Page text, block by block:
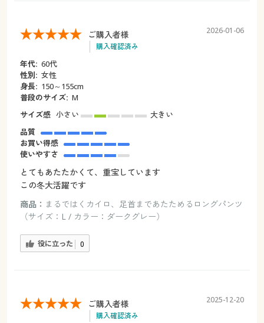
ご購入者様
購入確認済み
2026-01-06
年代: 60代
性別: 女性
身長: 150～155cm
普段のサイズ: М
サイズ感 小さい
大きい
品質
お買い得感
使いやすさ
とてもあたたかくて、重宝しています
この冬大活躍です
商品： まるではくカイロ、足首まであたためるロングパンツ
（サイズ：L / カラー：ダークグレー）
役に立った 0
ご購入者様
購入確認済み
2025-12-20